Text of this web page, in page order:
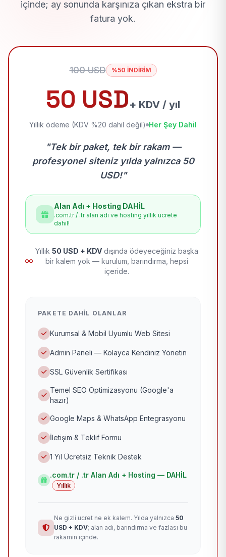
içinde; ay sonunda karşınıza çıkan ekstra bir
fatura yok.
100 USD %50 İNDİRİM
50 USD+ KDV / yıl
Yıllık ödeme (KDV %20 dahil değil) Her Şey Dahil
"Tek bir paket, tek bir rakam —
profesyonel siteniz yılda yalnızca 50
USD!"
Alan Adı + Hosting DAHİL
.com.tr / .tr alan adı ve hosting yıllık ücrete
dahil!
Yıllık 50 USD + KDV dışında ödeyeceğiniz başka
bir kalem yok — kurulum, barındırma, hepsi
içeride.
PAKETE DAHIL OLANLAR
Kurumsal & Mobil Uyumlu Web Sitesi
Admin Paneli — Kolayca Kendiniz Yönetin
SSL Güvenlik Sertifikası
Temel SEO Optimizasyonu (Google'a
hazır)
Google Maps & WhatsApp Entegrasyonu
İletişim & Teklif Formu
1 Yıl Ücretsiz Teknik Destek
.com.tr / .tr Alan Adı + Hosting — DAHİL
Yıllık
Ne gizli ücret ne ek kalem. Yılda yalnızca 50
USD + KDV; alan adı, barındırma ve fazlası bu
rakamın içinde.